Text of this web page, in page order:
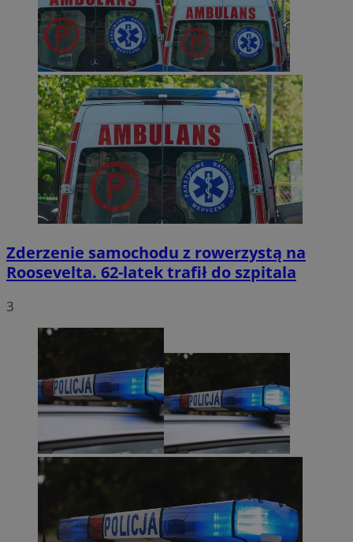
Zderzenie samochodu z rowerzystą na
Roosevelta. 62-latek trafił do szpitala
3